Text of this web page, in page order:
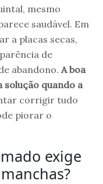
mesmo
saudável. Em
a placas secas,
de
abandono. A boa
solução quando a
corrigir tudo
piorar o
exige